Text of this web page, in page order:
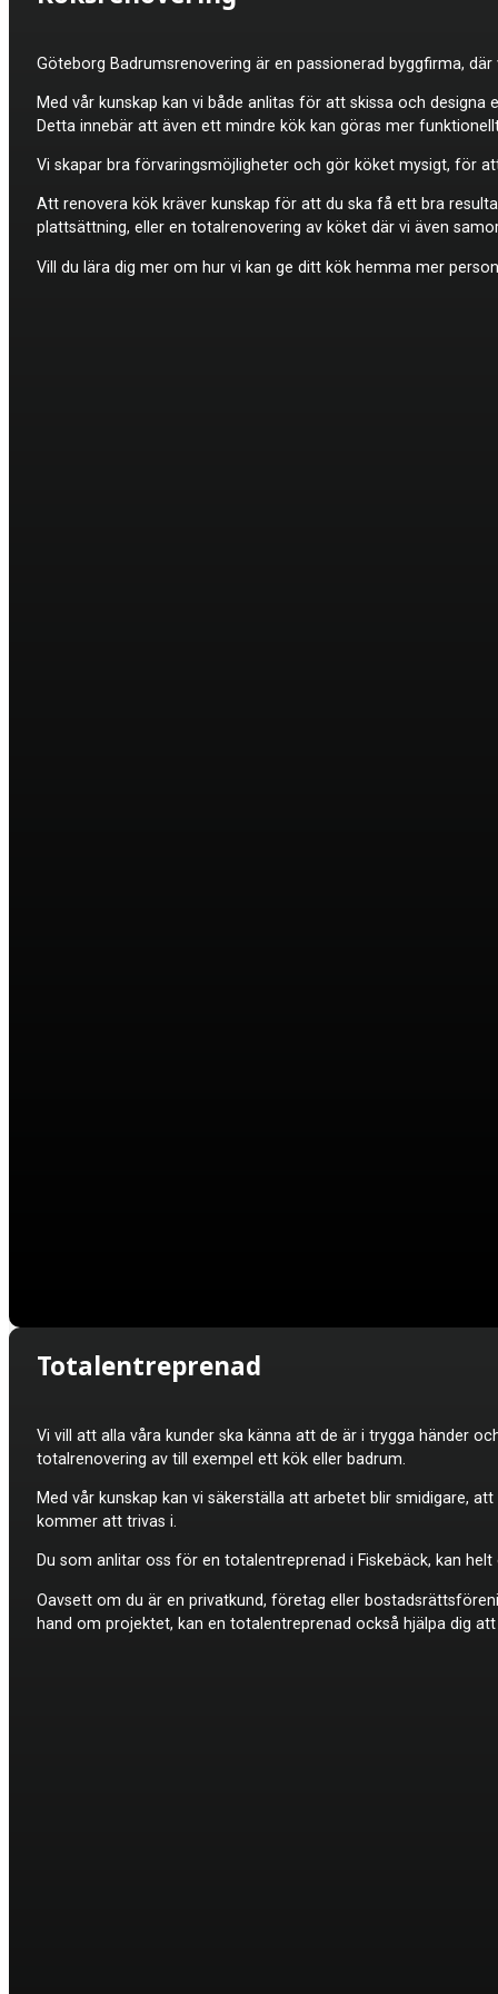
Göteborg Badrumsrenovering är en passionerad byggfirma,
Med vår kunskap kan vi både anlitas för att skissa och
Detta innebär att även ett mindre kök kan göras mer
Vi skapar bra förvaringsmöjligheter och gör köket mysigt, för
Att renovera kök kräver kunskap för att du ska få ett bra
plattsättning, eller en totalrenovering av köket där vi även
Vill du lära dig mer om hur vi kan ge ditt kök hemma mer
Totalentreprenad
Vi vill att alla våra kunder ska känna att de är i trygga händer
totalrenovering av till exempel ett kök eller badrum.
Med vår kunskap kan vi säkerställa att arbetet blir smidigare,
kommer att trivas i.
Du som anlitar oss för en totalentreprenad i Fiskebäck, kan
Oavsett om du är en privatkund, företag eller
hand om projektet, kan en totalentreprenad också hjälpa dig